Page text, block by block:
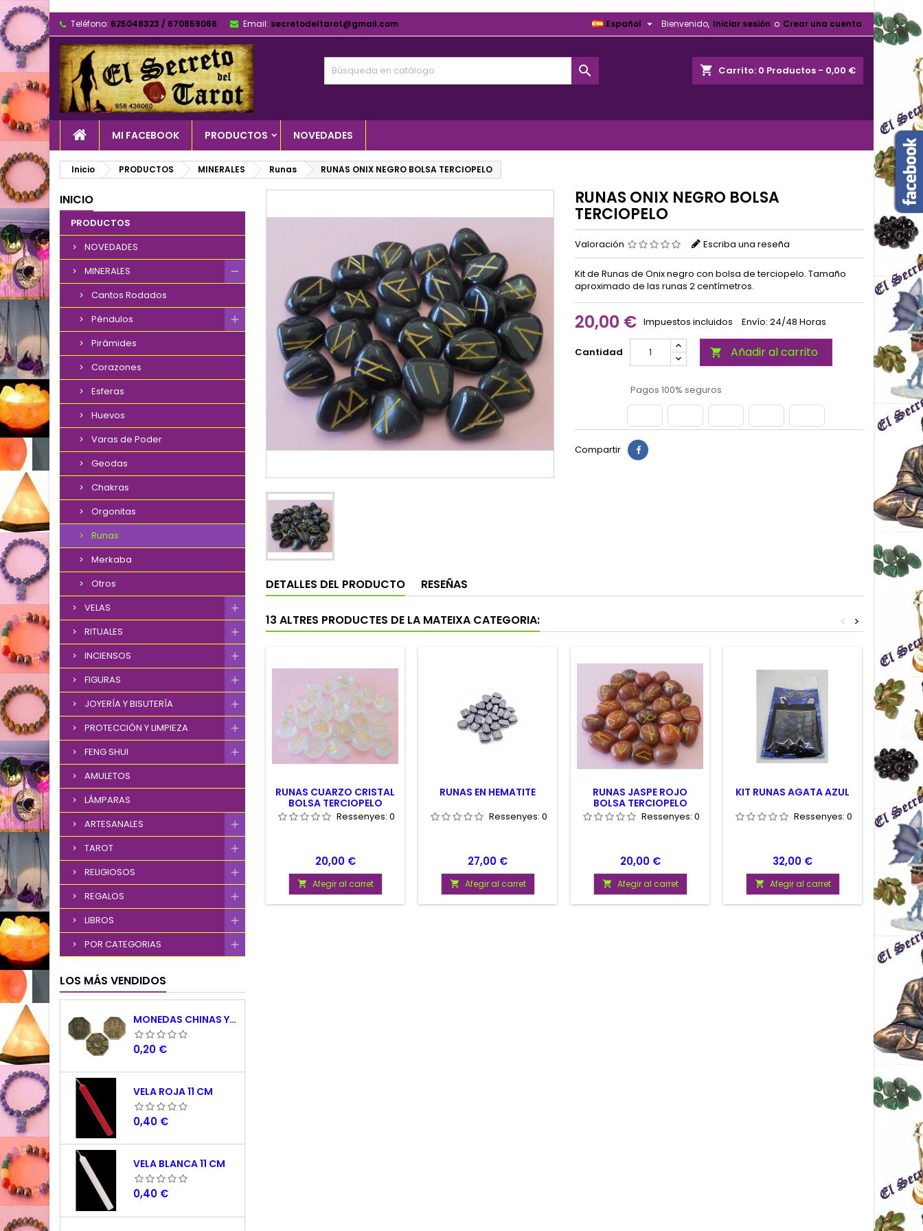
Teléfono: 625048323 / 670859068 Email: secretodeltarot@gmail.com Bienvenido, Iniciar sesión o Crear una cuenta
Español 
shopping_cart Carrito: 0 Productos - 0,00 €

MI FACEBOOK PRODUCTOS NOVEDADES
Inicio PRODUCTOS MINERALES Runas RUNAS ONIX NEGRO BOLSA TERCIOPELO
INICIO
PRODUCTOS
NOVEDADES
MINERALES
Cantos Rodados
Péndulos
Pirámides
Corazones
Esferas
Huevos
Varas de Poder
Geodas
Chakras
Orgonitas
Runas
Merkaba
Otros
VELAS
RITUALES
INCIENSOS
FIGURAS
JOYERÍA Y BISUTERÍA
PROTECCIÓN Y LIMPIEZA
FENG SHUI
AMULETOS
LÁMPARAS
ARTESANALES
TAROT
RELIGIOSOS
REGALOS
LIBROS
POR CATEGORIAS
LOS MÁS VENDIDOS
MONEDAS CHINAS YING YANG
Precio
0,20 €
VELA ROJA 11 CM
Precio
0,40 €
VELA BLANCA 11 CM
Precio
0,40 €
RUNAS ONIX NEGRO BOLSA
TERCIOPELO
Valoración Escriba una reseña
Kit de Runas de Onix negro con bolsa de terciopelo. Tamaño
aproximado de las runas 2 centímetros.
20,00 € Impuestos incluidos Envío: 24/48 Horas
Cantidad  Añadir al carrito
Pagos 100% seguros
Compartir
DETALLES DEL PRODUCTO RESEÑAS
13 ALTRES PRODUCTES DE LA MATEIXA CATEGORIA: >
<
RUNAS CUARZO CRISTAL
BOLSA TERCIOPELO
Ressenyes: 0
Preu
20,00 €
 Afegir al carret
RUNAS EN HEMATITE
Ressenyes: 0
Preu
27,00 €
 Afegir al carret
RUNAS JASPE ROJO
BOLSA TERCIOPELO
Ressenyes: 0
Preu
20,00 €
 Afegir al carret
KIT RUNAS AGATA AZUL
Ressenyes: 0
Preu
32,00 €
 Afegir al carret
KIT
